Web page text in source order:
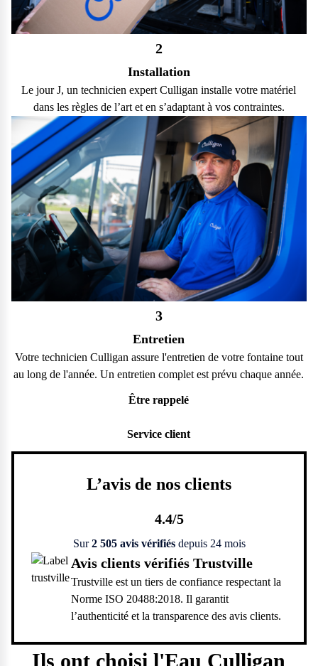
2
Installation
Le jour J, un technicien expert Culligan installe votre matériel
dans les règles de l’art et en s’adaptant à vos contraintes.
3
Entretien
Votre technicien Culligan assure l'entretien de votre fontaine tout
au long de l'année. Un entretien complet est prévu chaque année.
Être rappelé
Service client
L’avis de nos clients
4.4/5
Sur2 505 avis vérifiésdepuis 24 mois
Avis clients vérifiés Trustville
Trustville est un tiers de confiance respectant la
Norme ISO 20488:2018. Il garantit
l’authenticité et la transparence des avis clients.
Ils ont choisi l'Eau Culligan